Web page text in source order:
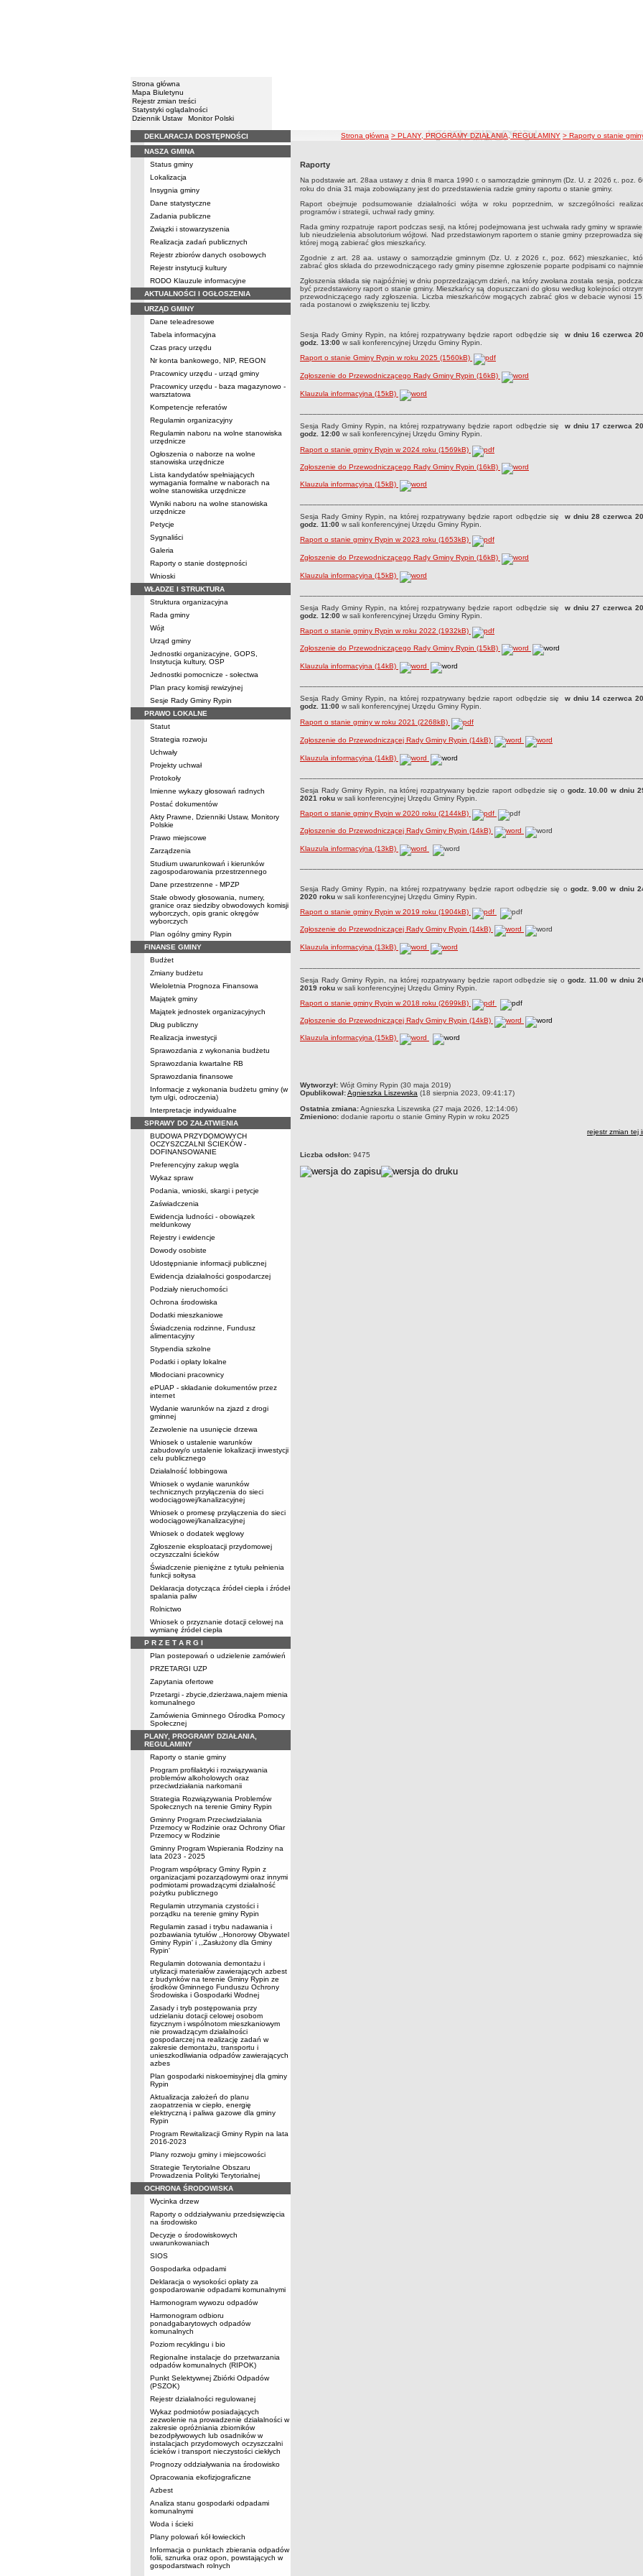
Strona główna
Mapa Biuletynu
Rejestr zmian treści
Statystyki oglądalności
Dziennik Ustaw
Monitor Polski
Menu
DEKLARACJA DOSTĘPNOŚCI
NASZA GMINA
Status gminy
Lokalizacja
Insygnia gminy
Dane statystyczne
Zadania publiczne
Związki i stowarzyszenia
Realizacja zadań publicznych
Rejestr zbiorów danych osobowych
Rejestr instytucji kultury
RODO Klauzule informacyjne
AKTUALNOŚCI I OGŁOSZENIA
URZĄD GMINY
Dane teleadresowe
Tabela informacyjna
Czas pracy urzędu
Nr konta bankowego, NIP, REGON
Pracownicy urzędu - urząd gminy
Pracownicy urzędu - baza magazynowo -
warsztatowa
Kompetencje referatów
Regulamin organizacyjny
Regulamin naboru na wolne stanowiska
urzędnicze
Ogłoszenia o naborze na wolne
stanowiska urzędnicze
Lista kandydatów spełniających
wymagania formalne w naborach na
wolne stanowiska urzędnicze
Wyniki naboru na wolne stanowiska
urzędnicze
Petycje
Sygnaliści
Galeria
Raporty o stanie dostępności
Wnioski
WŁADZE I STRUKTURA
Struktura organizacyjna
Rada gminy
Wójt
Urząd gminy
Jednostki organizacyjne, GOPS,
Instytucja kultury, OSP
Jednostki pomocnicze - sołectwa
Plan pracy komisji rewizyjnej
Sesje Rady Gminy Rypin
PRAWO LOKALNE
Statut
Strategia rozwoju
Uchwały
Projekty uchwał
Protokoły
Imienne wykazy głosowań radnych
Postać dokumentów
Akty Prawne, Dzienniki Ustaw, Monitory
Polskie
Prawo miejscowe
Zarządzenia
Studium uwarunkowań i kierunków
zagospodarowania przestrzennego
Dane przestrzenne - MPZP
Stałe obwody głosowania, numery,
granice oraz siedziby obwodowych komisji
wyborczych, opis granic okręgów
wyborczych
Plan ogólny gminy Rypin
FINANSE GMINY
Budżet
Zmiany budżetu
Wieloletnia Prognoza Finansowa
Majątek gminy
Majątek jednostek organizacyjnych
Dług publiczny
Realizacja inwestycji
Sprawozdania z wykonania budżetu
Sprawozdania kwartalne RB
Sprawozdania finansowe
Informacje z wykonania budżetu gminy (w
tym ulgi, odroczenia)
Interpretacje indywidualne
SPRAWY DO ZAŁATWIENIA
BUDOWA PRZYDOMOWYCH
OCZYSZCZALNI ŚCIEKÓW -
DOFINANSOWANIE
Preferencyjny zakup węgla
Wykaz spraw
Podania, wnioski, skargi i petycje
Zaświadczenia
Ewidencja ludności - obowiązek
meldunkowy
Rejestry i ewidencje
Dowody osobiste
Udostępnianie informacji publicznej
Ewidencja działalności gospodarczej
Podziały nieruchomości
Ochrona środowiska
Dodatki mieszkaniowe
Świadczenia rodzinne, Fundusz
alimentacyjny
Stypendia szkolne
Podatki i opłaty lokalne
Młodociani pracownicy
ePUAP - składanie dokumentów przez
internet
Wydanie warunków na zjazd z drogi
gminnej
Zezwolenie na usunięcie drzewa
Wniosek o ustalenie warunków
zabudowy/o ustalenie lokalizacji inwestycji
celu publicznego
Działalność lobbingowa
Wniosek o wydanie warunków
technicznych przyłączenia do sieci
wodociągowej/kanalizacyjnej
Wniosek o promesę przyłączenia do sieci
wodociągowej/kanalizacyjnej
Wniosek o dodatek węglowy
Zgłoszenie eksploatacji przydomowej
oczyszczalni ścieków
Świadczenie pieniężne z tytułu pełnienia
funkcji sołtysa
Deklaracja dotycząca źródeł ciepła i źródeł
spalania paliw
Rolnictwo
Wniosek o przyznanie dotacji celowej na
wymianę źródeł ciepła
P R Z E T A R G I
Plan postepowań o udzielenie zamówień
PRZETARGI UZP
Zapytania ofertowe
Przetargi - zbycie,dzierżawa,najem mienia
komunalnego
Zamówienia Gminnego Ośrodka Pomocy
Społecznej
PLANY, PROGRAMY DZIAŁANIA,
REGULAMINY
Raporty o stanie gminy
Program profilaktyki i rozwiązywania
problemów alkoholowych oraz
przeciwdziałania narkomanii
Strategia Rozwiązywania Problemów
Społecznych na terenie Gminy Rypin
Gminny Program Przeciwdziałania
Przemocy w Rodzinie oraz Ochrony Ofiar
Przemocy w Rodzinie
Gminny Program Wspierania Rodziny na
lata 2023 - 2025
Program współpracy Gminy Rypin z
organizacjami pozarządowymi oraz innymi
podmiotami prowadzącymi działalność
pożytku publicznego
Regulamin utrzymania czystości i
porządku na terenie gminy Rypin
Regulamin zasad i trybu nadawania i
pozbawiania tytułów ,,Honorowy Obywatel
Gminy Rypin' i ,,Zasłużony dla Gminy
Rypin'
Regulamin dotowania demontażu i
utylizacji materiałów zawierających azbest
z budynków na terenie Gminy Rypin ze
środków Gminnego Funduszu Ochrony
Środowiska i Gospodarki Wodnej
Zasady i tryb postępowania przy
udzielaniu dotacji celowej osobom
fizycznym i wspólnotom mieszkaniowym
nie prowadzącym działalności
gospodarczej na realizację zadań w
zakresie demontażu, transportu i
unieszkodliwiania odpadów zawierających
azbes
Plan gospodarki niskoemisyjnej dla gminy
Rypin
Aktualizacja założeń do planu
zaopatrzenia w ciepło, energię
elektryczną i paliwa gazowe dla gminy
Rypin
Program Rewitalizacji Gminy Rypin na lata
2016-2023
Plany rozwoju gminy i miejscowości
Strategie Terytorialne Obszaru
Prowadzenia Polityki Terytorialnej
OCHRONA ŚRODOWISKA
Wycinka drzew
Raporty o oddziaływaniu przedsięwzięcia
na środowisko
Decyzje o środowiskowych
uwarunkowaniach
SIOS
Gospodarka odpadami
Deklaracja o wysokości opłaty za
gospodarowanie odpadami komunalnymi
Harmonogram wywozu odpadów
Harmonogram odbioru
ponadgabarytowych odpadów
komunalnych
Poziom recyklingu i bio
Regionalne instalacje do przetwarzania
odpadów komunalnych (RIPOK)
Punkt Selektywnej Zbiórki Odpadów
(PSZOK)
Rejestr działalności regulowanej
Wykaz podmiotów posiadających
zezwolenie na prowadzenie działalności w
zakresie opróżniania zbiorników
bezodpływowych lub osadników w
instalacjach przydomowych oczyszczalni
ścieków i transport nieczystości ciekłych
Prognozy oddziaływania na środowisko
Opracowania ekofizjograficzne
Azbest
Analiza stanu gospodarki odpadami
komunalnymi
Woda i ścieki
Plany polowań kół łowieckich
Informacja o punktach zbierania odpadów
folii, sznurka oraz opon, powstających w
gospodarstwach rolnych
ścieżka nawigacji
Strona główna > PLANY, PROGRAMY DZIAŁANIA, REGULAMINY > Raporty o stanie
Raporty
Na podstawie art. 28aa ustawy z dnia 8 marca 1990 r. o samorządzie gminnym (Dz. U. z 2026 r,. poz.
roku do dnia 31 maja zobowiązany jest do przedstawienia radzie gminy raportu o stanie gminy.
Raport obejmuje podsumowanie działalności wójta w roku poprzednim, w szczególności
programów i strategii, uchwał rady gminy.
Rada gminy rozpatruje raport podczas sesji, na której podejmowana jest uchwała rady gminy w
lub nieudzielenia absolutorium wójtowi. Nad przedstawionym raportem o stanie gminy przeprowadza
której mogą zabierać głos mieszkańcy.
Zgodnie z art. 28 aa. ustawy o samorządzie gminnym (Dz. U. z 2026 r., poz. 662) mieszkaniec,
zabrać głos składa do przewodniczącego rady gminy pisemne zgłoszenie poparte podpisami co
Zgłoszenia składa się najpóźniej w dniu poprzedzającym dzień, na który zwołana została sesja,
być przedstawiony raport o stanie gminy. Mieszkańcy są dopuszczani do głosu według kolejności
przewodniczącego rady zgłoszenia. Liczba mieszkańców mogących zabrać głos w debacie wynosi
rada postanowi o zwiększeniu tej liczby.
Sesja Rady Gminy Rypin, na której rozpatrywany będzie raport odbędzie się w dniu 16 czerwca
godz. 13:00 w sali konferencyjnej Urzędu Gminy Rypin.
Raport o stanie Gminy Rypin w roku 2025 (1560kB)
Zgłoszenie do Przewodniczącego Rady Gminy Rypin (16kB)
Klauzula informacyjna (15kB)
Sesja Rady Gminy Rypin, na której rozpatrywany będzie raport odbędzie się
w dniu 17 czerwca
godz. 12:00 w sali konferencyjnej Urzędu Gminy Rypin.
Raport o stanie gminy Rypin w 2024 roku (1569kB)
Zgłoszenie do Przewodniczącego Rady Gminy Rypin (16kB)
Klauzula informacyjna (15kB)
Sesja Rady Gminy Rypin, na której rozpatrywany będzie raport odbędzie się
w dniu 28 czerwca
godz. 11:00 w sali konferencyjnej Urzędu Gminy Rypin.
Raport o stanie gminy Rypin w 2023 roku (1653kB)
Zgłoszenie do Przewodniczącego Rady Gminy Rypin (16kB)
Klauzula informacyjna (15kB)
Sesja Rady Gminy Rypin, na której rozpatrywany będzie raport odbędzie się
w dniu 27 czerwca
godz. 12:00 w sali konferencyjnej Urzędu Gminy Rypin.
Raport o stanie gminy Rypin w roku 2022 (1932kB)
Zgłoszenie do Przewodniczącego Rady Gminy Rypin (15kB)
Klauzula informacyjna (14kB)
Sesja Rady Gminy Rypin, na której rozpatrywany będzie raport odbędzie się
w dniu 14 czerwca
godz. 11:00 w sali konferencyjnej Urzędu Gminy Rypin.
Raport o stanie gminy w roku 2021 (2268kB)
Zgłoszenie do Przewodniczącej Rady Gminy Rypin (14kB)
Klauzula informacyjna (14kB)
Sesja Rady Gminy Rypin, na której rozpatrywany będzie raport odbędzie się o godz. 10.00 w dniu
2021 roku w sali konferencyjnej Urzędu Gminy Rypin.
Raport o stanie gminy Rypin w 2020 roku (2144kB)
Zgłoszenie do Przewodniczącej Rady Gminy Rypin (14kB)
Klauzula informacyjna (13kB)
Sesja Rady Gminy Rypin, na której rozpatrywany będzie raport odbędzie się o godz. 9.00 w dniu
2020 roku w sali konferencyjnej Urzędu Gminy Rypin.
Raport o stanie gminy Rypin w 2019 roku (1904kB)
Zgłoszenie do Przewodniczącej Rady Gminy Rypin (14kB)
Klauzula informacyjna (13kB)
Sesja Rady Gminy Rypin, na której rozpatrywany będzie raport odbędzie się ogodz. 11.00 w dniu
2019 roku w sali konferencyjnej Urzędu Gminy Rypin.
Raport o stanie gminy Rypin w 2018 roku (2699kB)
Zgłoszenie do Przewodniczącej Rady Gminy Rypin (14kB)
Klauzula informacyjna (15kB)
metryczka
Wytworzył: Wójt Gminy Rypin (30 maja 2019)
Opublikował:Agnieszka Liszewska (18 sierpnia 2023, 09:41:17)
Ostatnia zmiana:Agnieszka Liszewska (27 maja 2026, 12:14:06)
Zmieniono: dodanie raportu o stanie Gminy Rypin w roku 2025
rejestr zmian tej
Liczba odsłon: 9475